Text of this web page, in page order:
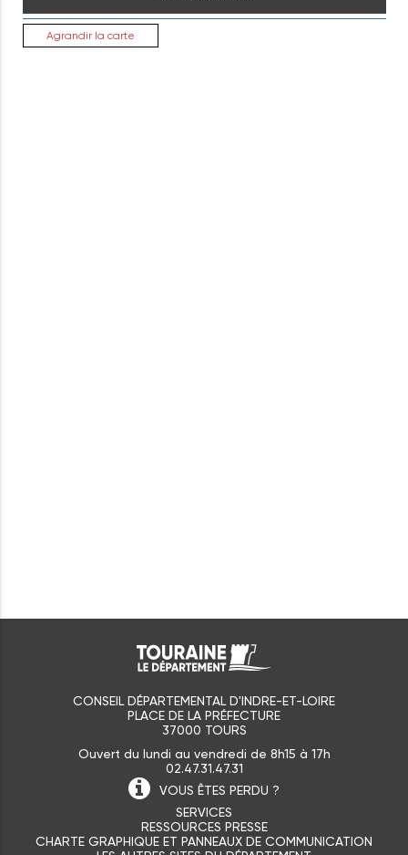
Agrandir la carte
CONSEIL DÉPARTEMENTAL D'INDRE-ET-LOIRE
PLACE DE LA PRÉFECTURE
37000 TOURS
Ouvert du lundi au vendredi de 8h15 à 17h
02.47.31.47.31
VOUS ÊTES PERDU ?
SERVICES
RESSOURCES PRESSE
CHARTE GRAPHIQUE ET PANNEAUX DE COMMUNICATION